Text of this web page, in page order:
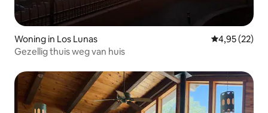
Woning in Los Lunas Gemiddelde
4,95 (22)
Gezellig thuis weg van huis